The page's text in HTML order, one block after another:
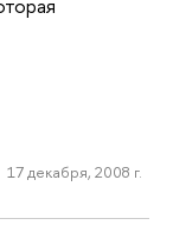
17 декабря, 2008 г.